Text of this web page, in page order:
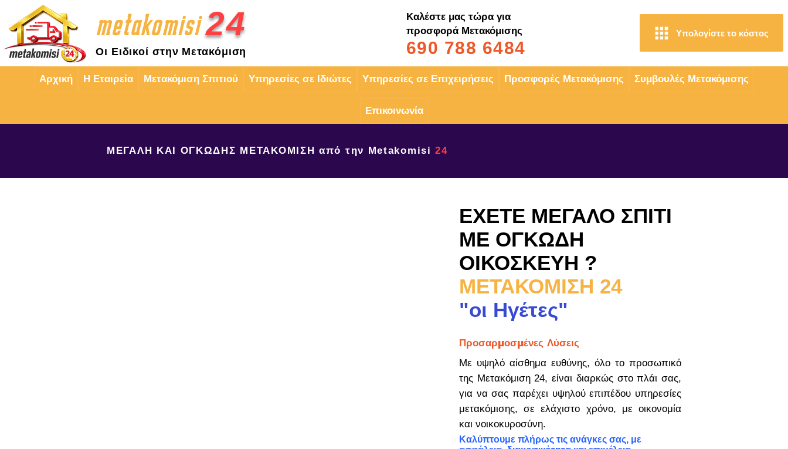
metakomisi 24
Οι Ειδικοί στην Μετακόμιση
Καλέστε μας τώρα για
προσφορά Μετακόμισης
690 788 6484
Υπολογίστε το κόστος
Αρχική Η Εταιρεία Μετακόμιση Σπιτιού Υπηρεσίες σε Ιδιώτες Υπηρεσίες σε Επιχειρήσεις Προσφορές Μετακόμισης Συμβουλές Μετακόμισης
Επικοινωνία
ΜΕΓΑΛΗ ΚΑΙ ΟΓΚΩΔΗΣ ΜΕΤΑΚΟΜΙΣΗ από την Metakomisi24
ΕΧΕΤΕ ΜΕΓΑΛΟ ΣΠΙΤΙ
ΜΕ ΟΓΚΩΔΗ
ΟΙΚΟΣΚΕΥΗ ?
ΜΕΤΑΚΟΜΙΣΗ 24
"οι Ηγέτες"
Προσαρμοσμένες Λύσεις
Με υψηλό αίσθημα ευθύνης, όλο το προσωπικό
της Μετακόμιση 24, είναι διαρκώς στο πλάι σας,
για να σας παρέχει υψηλού επιπέδου υπηρεσίες
μετακόμισης, σε ελάχιστο χρόνο, με οικονομία
και νοικοκυροσύνη.
Καλύπτουμε πλήρως τις ανάγκες σας, με